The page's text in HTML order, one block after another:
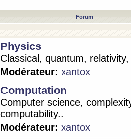
Forum
Physics
Classical, quantum,
Modérateur: xantox
Computation
Computer science,
computability..
Modérateur: xantox